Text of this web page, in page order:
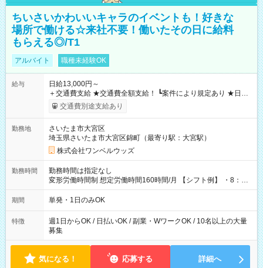
ちいさいかわいいキャラのイベントも！好きな
場所で働ける☆来社不要！働いたその日に給料
もらえる◎/T1
アルバイト 職種未経験OK
給与
日給13,000円～
＋交通費支給 ★交通費全額支給！ ┗案件により規定あり ★日払
いOK！（規定あり） ┗働いたその日に現金GET♪ お仕事後はコ
ンビニATMから 日払い分を引き落とせます！ 【試用期間】試
交通費別途支給あり
勤務地
さいたま市大宮区
埼玉県さいたま市大宮区錦町（最寄り駅：大宮駅）
株式会社ワンベルウッズ
勤務時間
勤務時間は指定なし
変形労働時間制 想定労働時間160時間/月 【シフト例】 ・8：00
～21：00
期間 単発・1日のみOK
特徴
週1日からOK / 日払いOK / 副業・WワークOK / 10名以上の大量
募集
気になる！ 応募する 詳細へ